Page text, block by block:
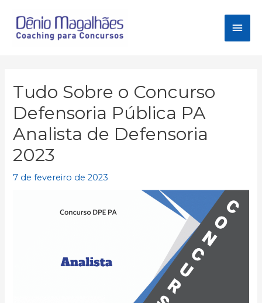
para
Tudo Sobre o Concurso
Defensoria Pública PA
Analista de Defensoria
2023
7 de fevereiro de 2023